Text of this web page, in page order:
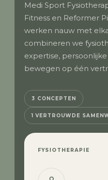
Medi Sport
Fitness en Reformer
werken nauw met
combineren we
expertise,
bewegen op één
3 CONCEPTEN
1 VERTROUWDE
FYSIOTHERAPIE